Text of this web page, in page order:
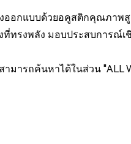
อกแบบด้วยอคูสติกคุณภาพสู
ทรงพลัง มอบประสบการณ์เ
มารถค้นหาได้ในส่วน "ALL